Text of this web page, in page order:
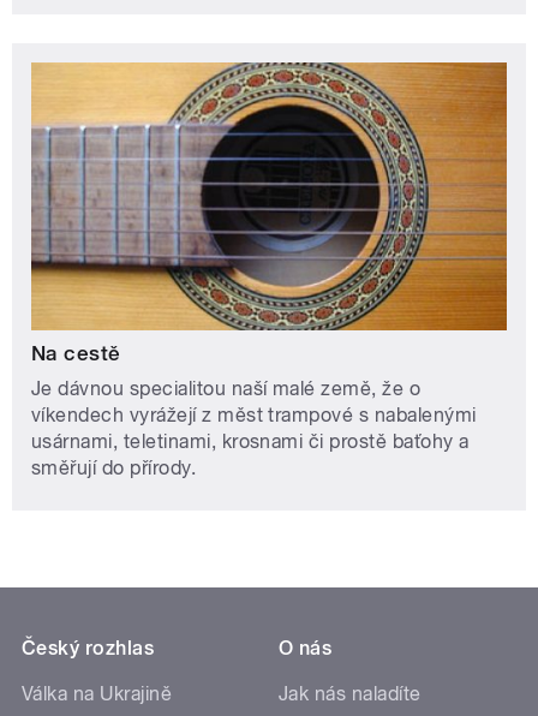
Na cestě
Je dávnou specialitou naší malé země, že o
víkendech vyrážejí z měst trampové s nabalenými
usárnami, teletinami, krosnami či prostě baťohy a
směřují do přírody.
Český rozhlas
Válka na Ukrajině
O nás
Jak nás naladíte